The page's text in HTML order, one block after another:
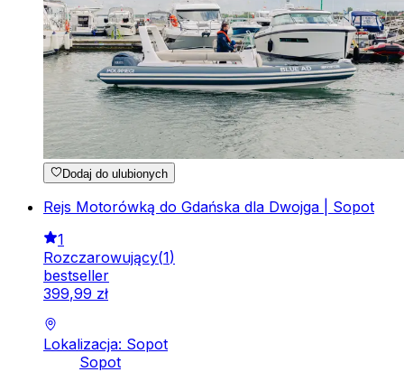
Dodaj do ulubionych
Rejs Motorówką do Gdańska dla Dwojga | Sopot
1
Rozczarowujący(1)
bestseller
399,99 zł
Lokalizacja: Sopot
Sopot